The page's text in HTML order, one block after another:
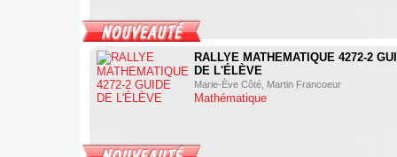
RALLYE MATHEMATIQUE 4272-2
DE L'ÉLÈVE
Marie-Ève Côté, Martin Francoeur
Mathématique